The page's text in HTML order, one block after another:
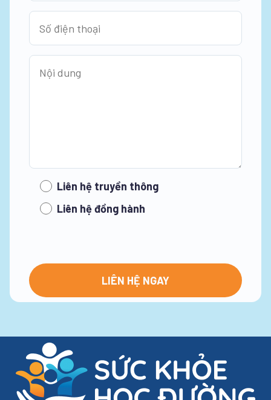
Liên hệ truyền thông
Liên hệ đồng hành